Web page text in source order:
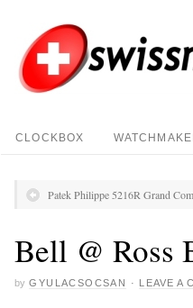
CLOCKBOX
Patek Philippe 5216R Grand
Bell @ Ross
by GYULACSOCSAN · LEAVE A